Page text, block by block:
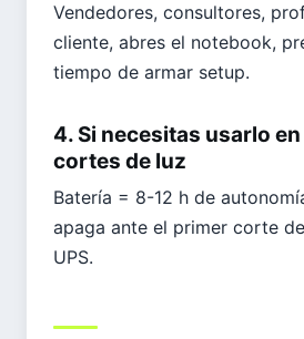
Vendedores, consultores,
cliente, abres el notebook,
tiempo de armar setup.
4. Si necesitas usarlo
cortes de luz
Batería = 8-12 h de
apaga ante el primer corte
UPS.